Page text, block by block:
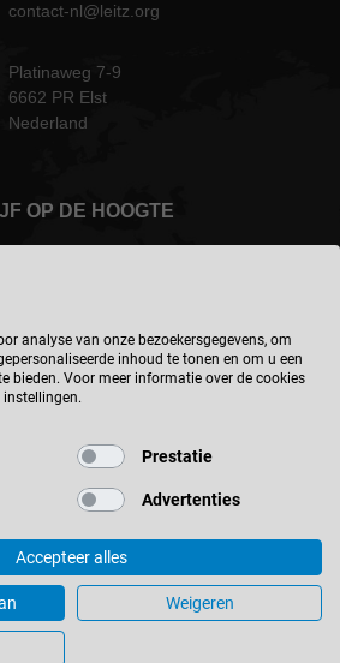
contact-nl@leitz.org
Platinaweg 7-9
6662 PR Elst
Nederland
OP DE HOOGTE
- nederlands
Leitz GmbH & Co. KG
Privacyverklaring
Algemene voorwaarden
Cookie instellingen
analyse van onze bezoekersgegevens, om
inhoud te tonen en om u een
bieden. Voor meer informatie over de cookies
instellingen.
Prestatie
Advertenties
Accepteer alles
Weigeren